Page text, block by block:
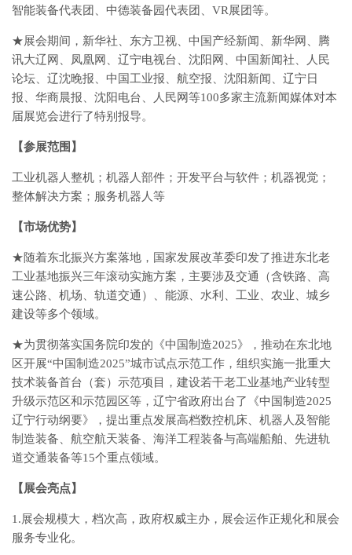
智能装备代表团、中德装备园代表团、VR展团等。
★展会期间，新华社、东方卫视、中国产经新闻、新华网、腾
讯大辽网、凤凰网、辽宁电视台、沈阳网、中国新闻社、人民
论坛、辽沈晚报、中国工业报、航空报、沈阳新闻、辽宁日
报、华商晨报、沈阳电台、人民网等100多家主流新闻媒体对本
届展览会进行了特别报导。
【参展范围】
工业机器人整机；机器人部件；开发平台与软件；机器视觉；
整体解决方案；服务机器人等
【市场优势】
★随着东北振兴方案落地，国家发展改革委印发了推进东北老
工业基地振兴三年滚动实施方案，主要涉及交通（含铁路、高
速公路、机场、轨道交通）、能源、水利、工业、农业、城乡
建设等多个领域。
★为贯彻落实国务院印发的《中国制造2025》，推动在东北地
区开展“中国制造2025”城市试点示范工作，组织实施一批重大
技术装备首台（套）示范项目，建设若干老工业基地产业转型
升级示范区和示范园区等，辽宁省政府出台了《中国制造2025
辽宁行动纲要》，提出重点发展高档数控机床、机器人及智能
制造装备、航空航天装备、海洋工程装备与高端船舶、先进轨
道交通装备等15个重点领域。
【展会亮点】
1.展会规模大，档次高，政府权威主办，展会运作正规化和展会
服务专业化。